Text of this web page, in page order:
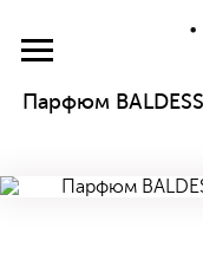
Парфюм